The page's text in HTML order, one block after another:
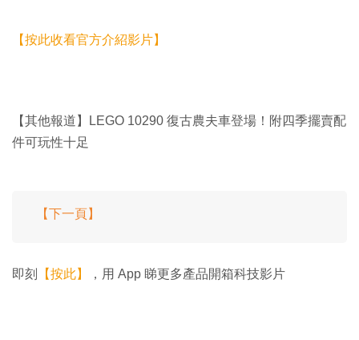
【按此收看官方介紹影片】
【其他報道】LEGO 10290 復古農夫車登場！附四季擺賣配
件可玩性十足
【下一頁】
即刻 【按此】 ，用 App 睇更多產品開箱科技影片